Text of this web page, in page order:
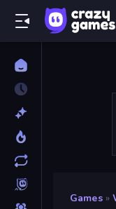
Games »